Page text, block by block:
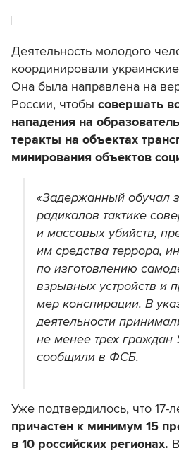
Деятельность молодого
координировали
Она была направлена на
России, чтобы совершать
нападения на
теракты на объектах
минирования объектов
«Задержанный обучал
радикалов тактике
и массовых убийств,
им средства террора,
по изготовлению
взрывных устройств и
мер конспирации. В
деятельности
не менее трех граждан
сообщили в ФСБ.
Уже подтвердилось, что 17-
причастен к минимум 15
в 10 российских регионах.